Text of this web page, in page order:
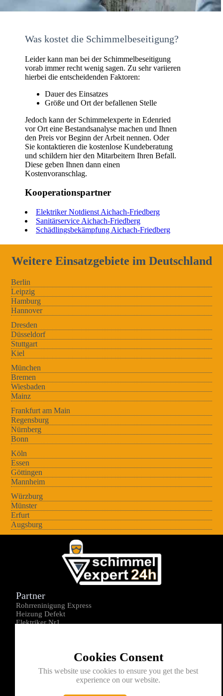
Was kostet die Schimmelbeseitigung?
Leider kann man bei der Schimmelbeseitigung
vorab immer recht wenig sagen. Zu sehr variieren
hierbei die entscheidenden Faktoren:
Dauer des Einsatzes
Größe und Ort der befallenen Stelle
Jedoch kann der Schimmelexperte in Edenried
vor Ort eine Bestandsanalyse machen und Ihnen
den Preis vor Beginn der Arbeit nennen. Oder
Sie kontaktieren die kostenlose Kundeberatung
und schildern hier den Mitarbeitern Ihren Befall.
Diese geben Ihnen dann einen
Kostenvoranschlag.
Kooperationspartner
Elektriker Notdienst Aichach-Friedberg
Sanitärservice Aichach-Friedberg
Schädlingsbekämpfung Aichach-Friedberg
Weitere Einsatzgebiete im Deutschland
Berlin
Leipzig
Hamburg
Hannover
Dresden
Düsseldorf
Stuttgart
Kiel
München
Bremen
Wiesbaden
Mainz
Frankfurt am Main
Regensburg
Nürnberg
Bonn
Köln
Essen
Göttingen
Mannheim
Würzburg
Münster
Erfurt
Augsburg
Cookies Consent
This website use cookies to ensure you get the best
experience on our website.
Partner
Rohrreninigung Express
Heizung Defekt
Elektriker Nr1
Kontakt